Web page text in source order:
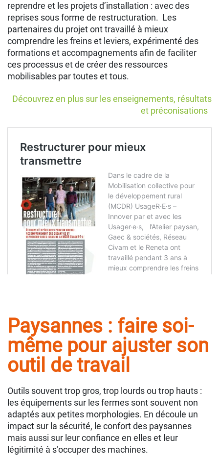
reprendre et les projets d’installation : avec des
reprises sous forme de restructuration. Les
partenaires du projet ont travaillé à mieux
comprendre les freins et leviers, expérimenté des
formations et accompagnements afin de faciliter
ces processus et de créer des ressources
mobilisables par toutes et tous.
Découvrez en plus sur les enseignements, résultats
et préconisations
Paysannes : faire soi-
même pour ajuster son
outil de travail
Outils souvent trop gros, trop lourds ou trop hauts :
les équipements sur les fermes sont souvent non
adaptés aux petites morphologies. En découle un
impact sur la sécurité, le confort des paysannes
mais aussi sur leur confiance en elles et leur
légitimité à s’occuper des machines.